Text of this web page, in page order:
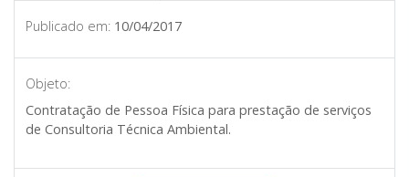
Publicado em: 10/04/2017
Objeto:
Contratação de Pessoa Física para prestação de serviços
de Consultoria Técnica Ambiental.